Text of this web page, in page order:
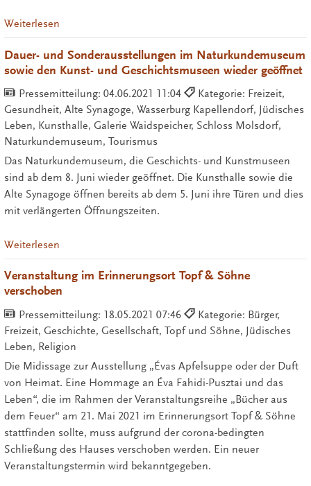
Weiterlesen
Dauer- und Sonderausstellungen im Naturkundemuseum
sowie den Kunst- und Geschichtsmuseen wieder geöffnet
Pressemitteilung: 04.06.2021 11:04
Kategorie: Freizeit,
Gesundheit, Alte Synagoge, Wasserburg Kapellendorf, Jüdisches
Leben, Kunsthalle, Galerie Waidspeicher, Schloss Molsdorf,
Naturkundemuseum, Tourismus
Das Naturkundemuseum, die Geschichts- und Kunstmuseen
sind ab dem 8. Juni wieder geöffnet. Die Kunsthalle sowie die
Alte Synagoge öffnen bereits ab dem 5. Juni ihre Türen und dies
mit verlängerten Öffnungszeiten.
Weiterlesen
Veranstaltung im Erinnerungsort Topf & Söhne
verschoben
Pressemitteilung: 18.05.2021 07:46
Kategorie: Bürger,
Freizeit, Geschichte, Gesellschaft, Topf und Söhne, Jüdisches
Leben, Religion
Die Midissage zur Ausstellung „Évas Apfelsuppe oder der Duft
von Heimat. Eine Hommage an Éva Fahidi-Pusztai und das
Leben“, die im Rahmen der Veranstaltungsreihe „Bücher aus
dem Feuer“ am 21. Mai 2021 im Erinnerungsort Topf & Söhne
stattfinden sollte, muss aufgrund der corona-bedingten
Schließung des Hauses verschoben werden. Ein neuer
Veranstaltungstermin wird bekanntgegeben.